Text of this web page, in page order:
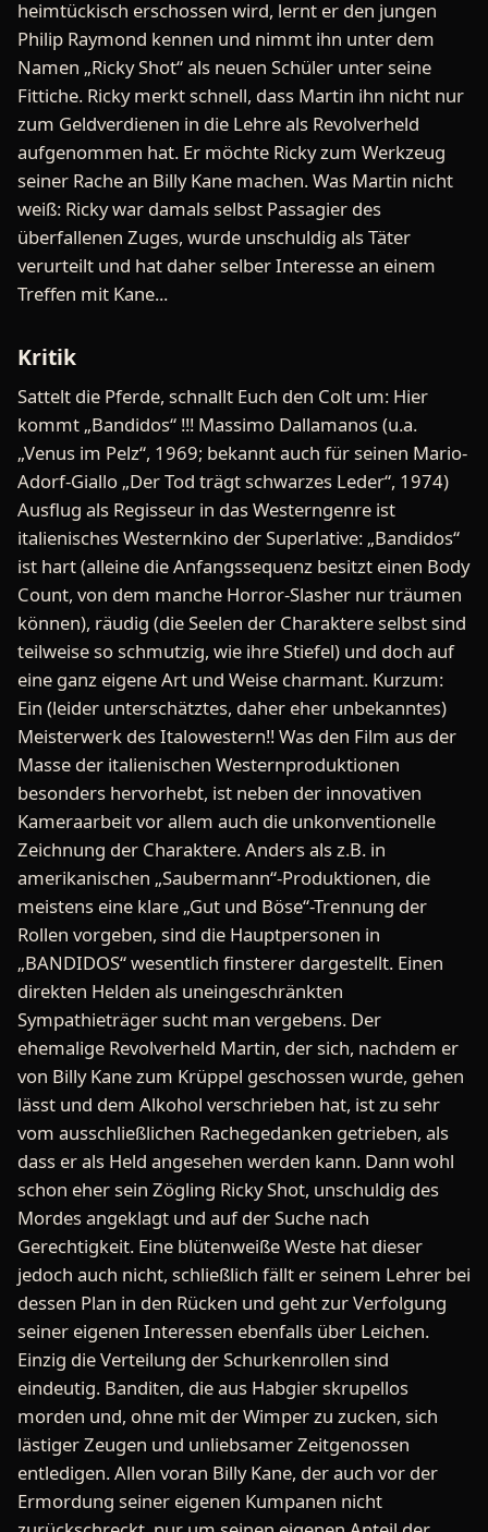
heimtückisch erschossen wird, lernt er den jungen
Philip Raymond kennen und nimmt ihn unter dem
Namen „Ricky Shot“ als neuen Schüler unter seine
Fittiche. Ricky merkt schnell, dass Martin ihn nicht nur
zum Geldverdienen in die Lehre als Revolverheld
aufgenommen hat. Er möchte Ricky zum Werkzeug
seiner Rache an Billy Kane machen. Was Martin nicht
weiß: Ricky war damals selbst Passagier des
überfallenen Zuges, wurde unschuldig als Täter
verurteilt und hat daher selber Interesse an einem
Treffen mit Kane...
Kritik
Sattelt die Pferde, schnallt Euch den Colt um: Hier
kommt „Bandidos“ !!! Massimo Dallamanos (u.a.
„Venus im Pelz“, 1969; bekannt auch für seinen Mario-
Adorf-Giallo „Der Tod trägt schwarzes Leder“, 1974)
Ausflug als Regisseur in das Westerngenre ist
italienisches Westernkino der Superlative: „Bandidos“
ist hart (alleine die Anfangssequenz besitzt einen Body
Count, von dem manche Horror-Slasher nur träumen
können), räudig (die Seelen der Charaktere selbst sind
teilweise so schmutzig, wie ihre Stiefel) und doch auf
eine ganz eigene Art und Weise charmant. Kurzum:
Ein (leider unterschätztes, daher eher unbekanntes)
Meisterwerk des Italowestern!! Was den Film aus der
Masse der italienischen Westernproduktionen
besonders hervorhebt, ist neben der innovativen
Kameraarbeit vor allem auch die unkonventionelle
Zeichnung der Charaktere. Anders als z.B. in
amerikanischen „Saubermann“-Produktionen, die
meistens eine klare „Gut und Böse“-Trennung der
Rollen vorgeben, sind die Hauptpersonen in
„BANDIDOS“ wesentlich finsterer dargestellt. Einen
direkten Helden als uneingeschränkten
Sympathieträger sucht man vergebens. Der
ehemalige Revolverheld Martin, der sich, nachdem er
von Billy Kane zum Krüppel geschossen wurde, gehen
lässt und dem Alkohol verschrieben hat, ist zu sehr
vom ausschließlichen Rachegedanken getrieben, als
dass er als Held angesehen werden kann. Dann wohl
schon eher sein Zögling Ricky Shot, unschuldig des
Mordes angeklagt und auf der Suche nach
Gerechtigkeit. Eine blütenweiße Weste hat dieser
jedoch auch nicht, schließlich fällt er seinem Lehrer bei
dessen Plan in den Rücken und geht zur Verfolgung
seiner eigenen Interessen ebenfalls über Leichen.
Einzig die Verteilung der Schurkenrollen sind
eindeutig. Banditen, die aus Habgier skrupellos
morden und, ohne mit der Wimper zu zucken, sich
lästiger Zeugen und unliebsamer Zeitgenossen
entledigen. Allen voran Billy Kane, der auch vor der
Ermordung seiner eigenen Kumpanen nicht